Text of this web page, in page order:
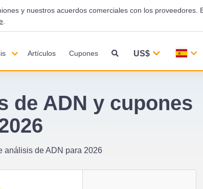
y nuestros acuerdos comerciales con los proveedores.
Artículos Cupones US$
de ADN y cupones
análisis de ADN para 2026